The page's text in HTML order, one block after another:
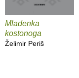
Mladenka
kostonoga
Želimir Periš